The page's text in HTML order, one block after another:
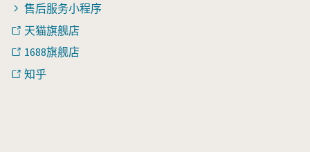
售后服务小程序
天猫旗舰店
1688旗舰店
知乎